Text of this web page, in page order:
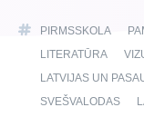
PIRMSSKOLA
LITERATŪRA
LATVIJAS UN
SVEŠVALODAS